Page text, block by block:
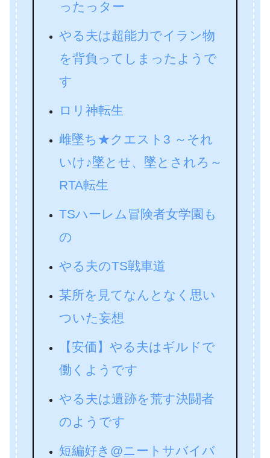
ったっター
やる夫は超能力でイラン物
を背負ってしまったようで
す
ロリ神転生
雌墜ち★クエスト3 ～それ
いけ♪墜とせ、墜とされろ～
RTA転生
TSハーレム冒険者女学園も
の
やる夫のTS戦車道
某所を見てなんとなく思い
ついた妄想
【安価】やる夫はギルドで
働くようです
やる夫は遺跡を荒す決闘者
のようです
短編好き@ニートサバイバ